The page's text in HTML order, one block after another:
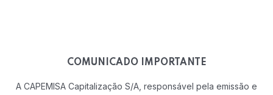
COMUNICADO IMPORTANTE
A CAPEMISA Capitalização S/A, responsável pela emissão e